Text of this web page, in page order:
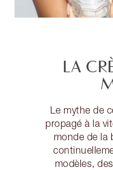
LA
Le mythe de
propagé à la
monde de la
modèles,